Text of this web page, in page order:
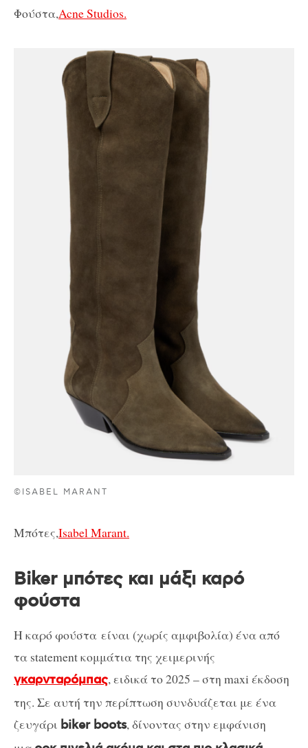
Φούστα,Acne Studios.
©ISABEL MARANT
Μπότες,Isabel Marant.
Biker μπότες και μάξι καρό
φούστα
Η καρό φούστα είναι (χωρίς αμφιβολία) ένα από
τα statement κομμάτια της χειμερινής
γκαρνταρόμπας, ειδικά το 2025 – στη maxi έκδοση
της. Σε αυτή την περίπτωση συνδυάζεται με ένα
ζευγάρι biker boots, δίνοντας στην εμφάνιση